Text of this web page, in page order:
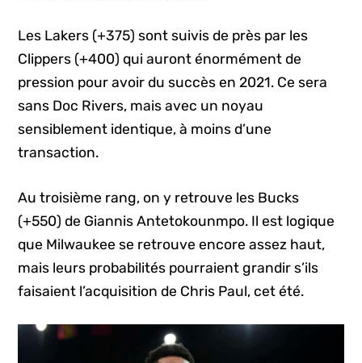
Les Lakers (+375) sont suivis de près par les
Clippers (+400) qui auront énormément de
pression pour avoir du succès en 2021. Ce sera
sans Doc Rivers, mais avec un noyau
sensiblement identique, à moins d’une
transaction.
Au troisième rang, on y retrouve les Bucks
(+550) de Giannis Antetokounmpo. Il est logique
que Milwaukee se retrouve encore assez haut,
mais leurs probabilités pourraient grandir s’ils
faisaient l’acquisition de Chris Paul, cet été.